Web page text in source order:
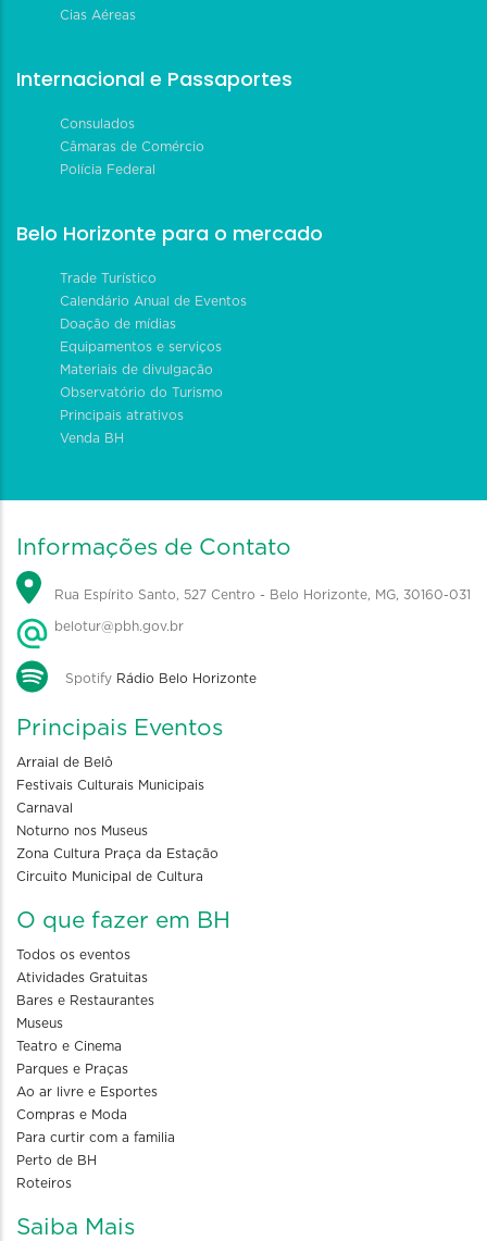
Cias Aéreas
Internacional e Passaportes
Consulados
Câmaras de Comércio
Polícia Federal
Belo Horizonte para o mercado
Trade Turístico
Calendário Anual de Eventos
Doação de mídias
Equipamentos e serviços
Materiais de divulgação
Observatório do Turismo
Principais atrativos
Venda BH
Informações de Contato
Rua Espírito Santo, 527 Centro - Belo Horizonte, MG, 30160-031
belotur@pbh.gov.br
Spotify Rádio Belo Horizonte
Principais Eventos
Arraial de Belô
Festivais Culturais Municipais
Carnaval
Noturno nos Museus
Zona Cultura Praça da Estação
Circuito Municipal de Cultura
O que fazer em BH
Todos os eventos
Atividades Gratuitas
Bares e Restaurantes
Museus
Teatro e Cinema
Parques e Praças
Ao ar livre e Esportes
Compras e Moda
Para curtir com a familia
Perto de BH
Roteiros
Saiba Mais